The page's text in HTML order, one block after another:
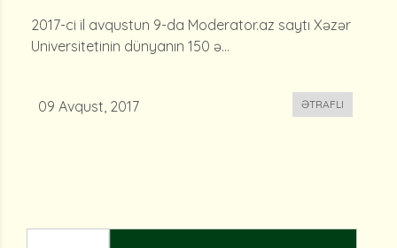
2017-ci il avqustun 9-da Moderator.az saytı Xəzər
Universitetinin dünyanın 150 ə...
09 Avqust, 2017 ƏTRAFLI